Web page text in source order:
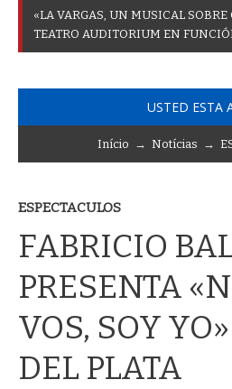
«LA VARGAS UN MUSICAL SOBRE
TEATRO AUDITORIUM EN FUNCIÓ
USTED ESTA
Início → Notícias →
ESPECTACULOS
FABRICIO
PRESENTA
VOS, SOY
DEL PLATA